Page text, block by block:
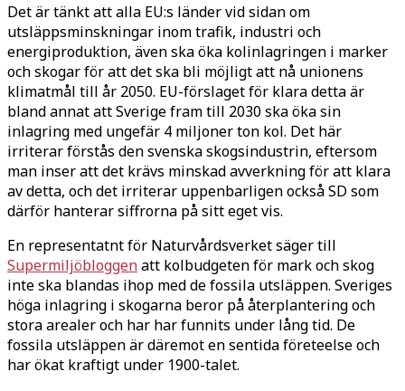
Det är tänkt att alla EU:s länder vid sidan om
utsläppsminskningar inom trafik, industri och
energiproduktion, även ska öka kolinlagringen i marker
och skogar för att det ska bli möjligt att nå unionens
klimatmål till år 2050. EU-förslaget för klara detta är
bland annat att Sverige fram till 2030 ska öka sin
inlagring med ungefär 4 miljoner ton kol. Det här
irriterar förstås den svenska skogsindustrin, eftersom
man inser att det krävs minskad avverkning för att klara
av detta, och det irriterar uppenbarligen också SD som
därför hanterar siffrorna på sitt eget vis.
En representatnt för Naturvårdsverket säger till
Supermiljöbloggenatt kolbudgeten för mark och skog
inte ska blandas ihop med de fossila utsläppen. Sveriges
höga inlagring i skogarna beror på återplantering och
stora arealer och har har funnits under lång tid. De
fossila utsläppen är däremot en sentida företeelse och
har ökat kraftigt under 1900-talet.